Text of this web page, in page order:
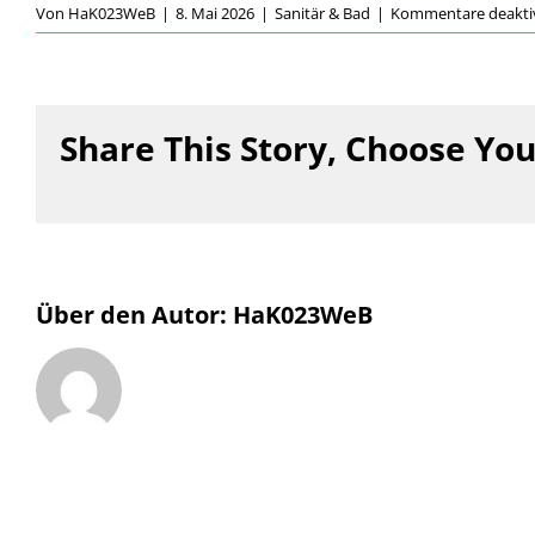
Von HaK023WeB | 8. Mai 2026 | Sanitär & Bad | Kommentare
Share This Story, Choose
Über den Autor: HaK023WeB